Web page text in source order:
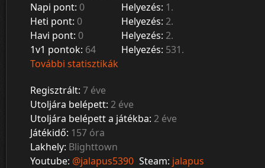
Napi pont: 0 Helyezés: 1.
Heti pont: 0 Helyezés: 2.
Havi pont: 0 Helyezés: 2.
1v1 pontok: 64 Helyezés: 531.
További statisztikák
Regisztrált: 7 éve
Utoljára belépett: 2 éve
Utoljára belépett a játékba: 2 éve
Játékidő: 157 óra
Lakhely: Blighttown
Youtube: @jalapus5390 Steam: jalapus